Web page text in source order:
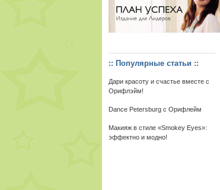
:: Популярные статьи ::
Дари красоту и счастье вместе с
Орифлэйм!
Dance Petersburg с Орифлейм
Макияж в стиле «Smokey Eyes»:
эффектно и модно!